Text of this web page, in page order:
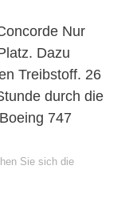
Nur
Dazu
Treibstoff. 26
durch die
747
Sie sich die